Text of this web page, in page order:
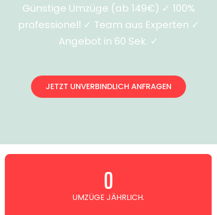
Günstige Umzüge (ab 149€) ✓ 100%
professionell ✓ Team aus Experten ✓
Angebot in 60 Sek. ✓
JETZT UNVERBINDLICH ANFRAGEN
UMZÜGE JÄHRLICH.
0